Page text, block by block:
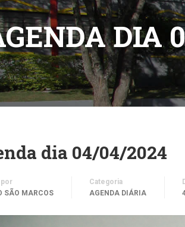
DIA
dia 04/04/2024
por
SÃO MARCOS
Categoria
AGENDA DIÁRIA